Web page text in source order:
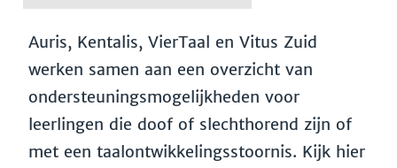
Auris, Kentalis, VierTaal en Vitus Zuid
werken samen aan een overzicht van
ondersteuningsmogelijkheden voor
leerlingen die doof of slechthorend zijn of
met een taalontwikkelingsstoornis. Kijk hier